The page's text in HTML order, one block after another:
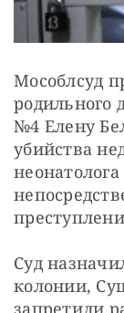
Мособлсуд
родильного
№4 Елену
убийства
Суд
колонии,